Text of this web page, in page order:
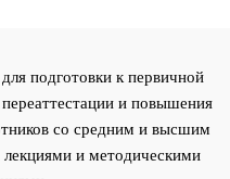
подготовки к первичной
и повышения
со средним и высшим
и методическими